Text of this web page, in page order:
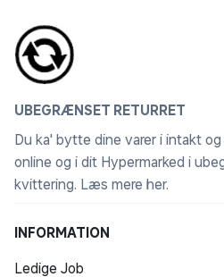
UBEGRÆNSET RETURRET
Du ka' bytte dine varer i intakt og
online og i dit Hypermarked i
kvittering. Læs mere her.
INFORMATION
Ledige Job